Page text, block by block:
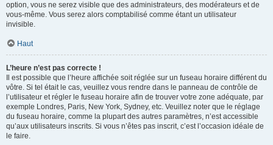
option, vous ne serez visible que des administrateurs, des modérateurs et de
vous-même. Vous serez alors comptabilisé comme étant un utilisateur
invisible.
Haut
L’heure n’est pas correcte !
Il est possible que l’heure affichée soit réglée sur un fuseau horaire différent du
vôtre. Si tel était le cas, veuillez vous rendre dans le panneau de contrôle de
l’utilisateur et régler le fuseau horaire afin de trouver votre zone adéquate, par
exemple Londres, Paris, New York, Sydney, etc. Veuillez noter que le réglage
du fuseau horaire, comme la plupart des autres paramètres, n’est accessible
qu’aux utilisateurs inscrits. Si vous n’êtes pas inscrit, c’est l’occasion idéale de
le faire.